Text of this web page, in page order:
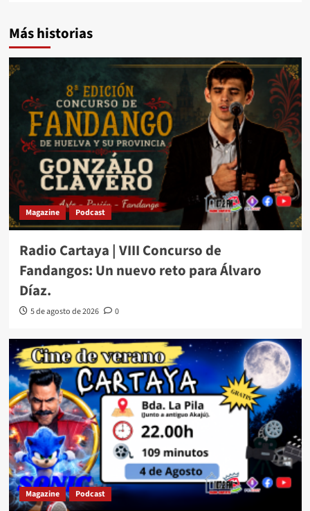
Más historias
Magazine Podcast
Radio Cartaya | VIII Concurso de
Fandangos: Un nuevo reto para Álvaro
Díaz.
5 de agosto de 2026 0
Magazine Podcast